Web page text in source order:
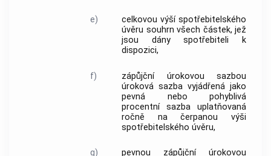
e)
celkovou výší spotřebitelského
úvěru souhrn všech částek, jež
jsou dányspotřebiteli k
dispozici,
f)
zápůjční úrokovou sazbou
úroková sazba vyjádřená jako
pevná nebo pohyblivá
procentní sazba uplatňovaná
ročně na čerpanou výši
spotřebitelského úvěru,
g)
pevnou zápůjční úrokovou